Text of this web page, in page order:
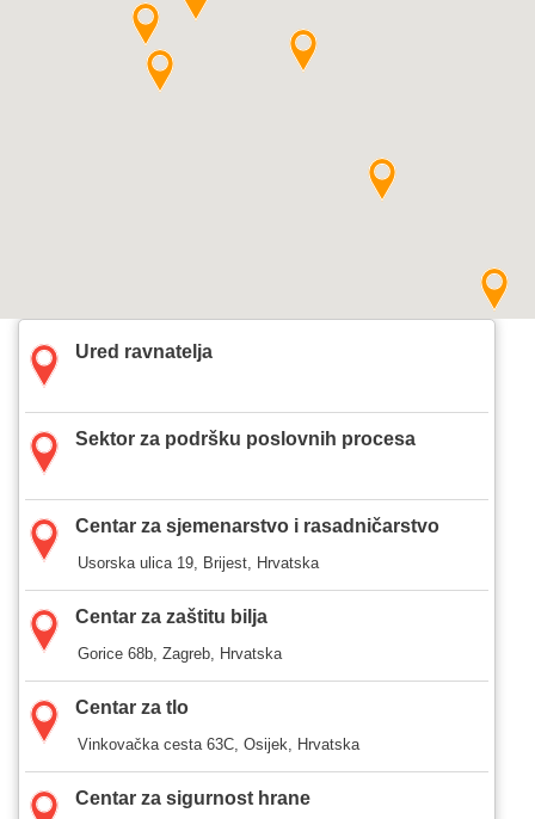
Ured ravnatelja
Sektor za podršku poslovnih procesa
Centar za sjemenarstvo i rasadničarstvo
Usorska ulica 19, Brijest, Hrvatska
Centar za zaštitu bilja
Gorice 68b, Zagreb, Hrvatska
Centar za tlo
Vinkovačka cesta 63C, Osijek, Hrvatska
Centar za sigurnost hrane